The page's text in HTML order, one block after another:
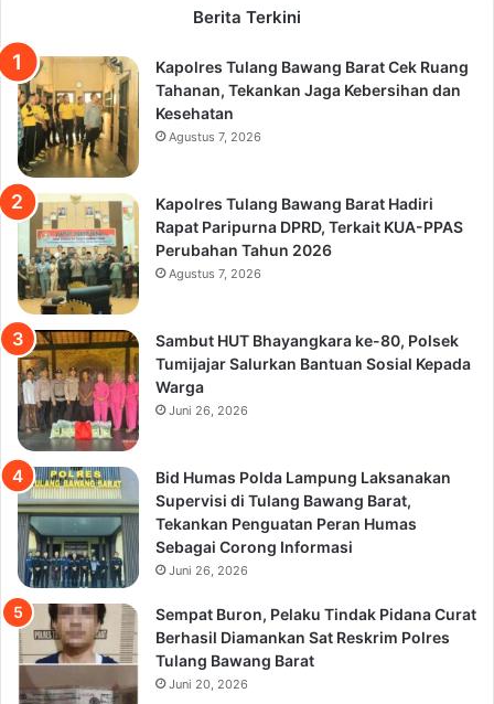
Berita Terkini
Kapolres Tulang Bawang Barat Cek Ruang
Tahanan, Tekankan Jaga Kebersihan dan
Kesehatan
Agustus 7, 2026
Kapolres Tulang Bawang Barat Hadiri
Rapat Paripurna DPRD, Terkait KUA-PPAS
Perubahan Tahun 2026
Agustus 7, 2026
Sambut HUT Bhayangkara ke-80, Polsek
Tumijajar Salurkan Bantuan Sosial Kepada
Warga
Juni 26, 2026
Bid Humas Polda Lampung Laksanakan
Supervisi di Tulang Bawang Barat,
Tekankan Penguatan Peran Humas
Sebagai Corong Informasi
Juni 26, 2026
Sempat Buron, Pelaku Tindak Pidana Curat
Berhasil Diamankan Sat Reskrim Polres
Tulang Bawang Barat
Juni 20, 2026